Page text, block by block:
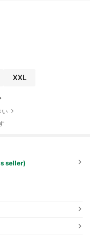
XXL
い
seller)